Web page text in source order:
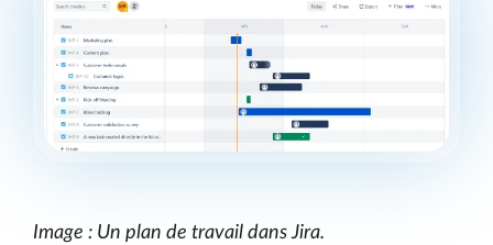
Image : Un plan de travail dans Jira.